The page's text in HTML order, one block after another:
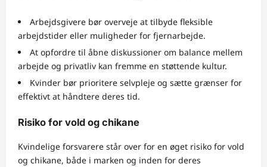
Arbejdsgivere bør overveje at tilbyde fleksible
arbejdstider eller muligheder for fjernarbejde.
At opfordre til åbne diskussioner om balance mellem
arbejde og privatliv kan fremme en støttende kultur.
Kvinder bør prioritere selvpleje og sætte grænser for
effektivt at håndtere deres tid.
Risiko for vold og chikane
Kvindelige forsvarere står over for en øget risiko for vold
og chikane, både i marken og inden for deres